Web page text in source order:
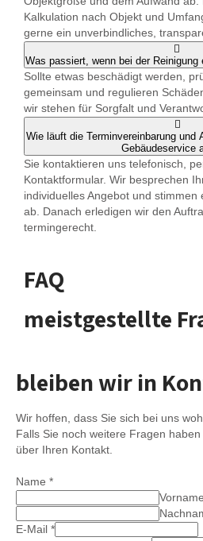
Kalkulation nach Objekt und
gerne ein unverbindliches,
Was passiert, wenn bei der Reinigung
Sollte etwas beschädigt werden,
gemeinsam und regulieren
wir stehen für Sorgfalt und
Wie läuft die Terminvereinbarung und
Gebäudeservice
Sie kontaktieren uns telefonisch,
Kontaktformular. Wir besprechen
individuelles Angebot und stimmen
ab. Danach erledigen wir den
termingerecht.
FAQ
meistgestellte
bleiben wir in
Wir hoffen, dass Sie sich bei uns
Falls Sie noch weitere Fragen
über Ihren Kontakt.
Name *
Vorname
E-Mail *